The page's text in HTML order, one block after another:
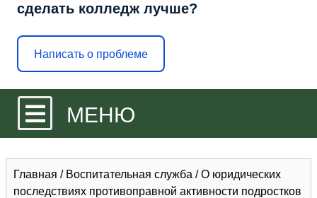
сделать колледж лучше?
Написать о проблеме
МЕНЮ
Главная / Воспитательная служба /О юридических
последствиях противоправной активности подростков